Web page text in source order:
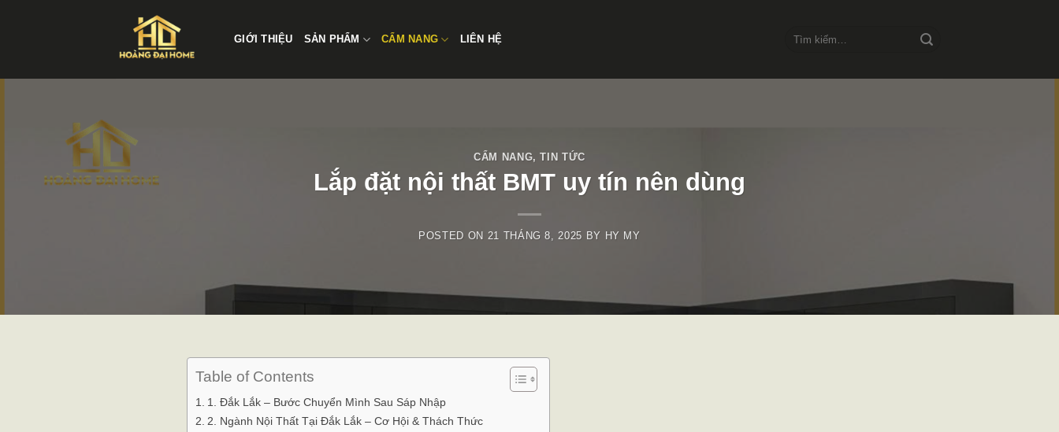
GIỚI THIỆU SẢN PHẨM CẨM NANG LIÊN HỆ
CẨM NANG,TIN TỨC
Lắp đặt nội thất BMT uy tín nên dùng
POSTED ON 21 THÁNG 8, 2025 BY HY MY
Table of Contents
1. Đắk Lắk – Bước Chuyển Mình Sau Sáp Nhập
2. Ngành Nội Thất Tại Đắk Lắk – Cơ Hội & Thách Thức